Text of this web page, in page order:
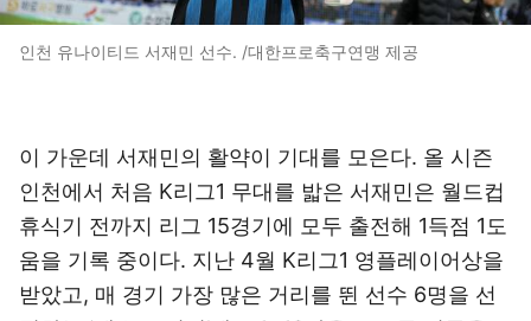
인천 유나이티드 서재민 선수. /대한프로축구연맹 제공
이 가운데 서재민의 활약이 기대를 모은다. 올 시즌
인천에서 처음 K리그1 무대를 밟은 서재민은 월드컵
휴식기 전까지 리그 15경기에 모두 출전해 1득점 1도
움을 기록 중이다. 지난 4월 K리그1 영플레이어상을
받았고, 매 경기 가장 많은 거리를 뛴 선수 6명을 선